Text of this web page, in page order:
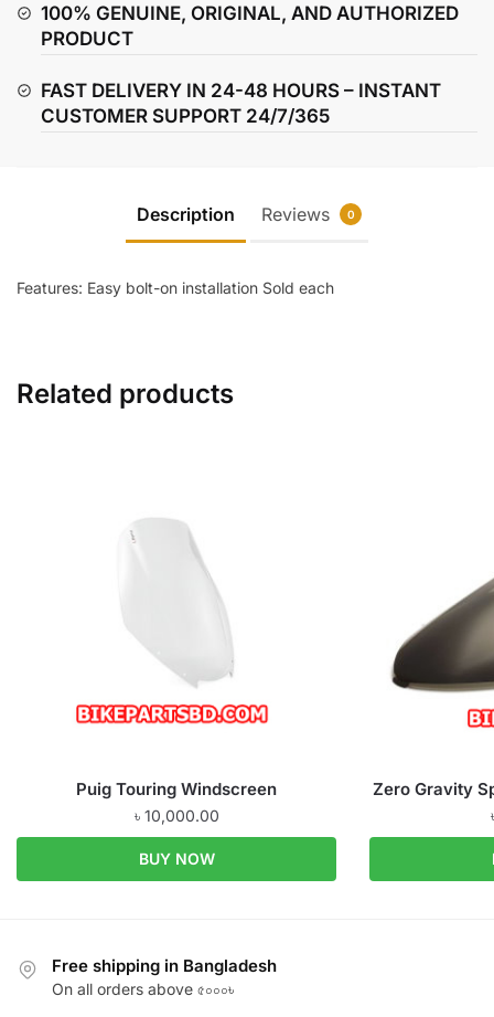
100% GENUINE, ORIGINAL, AND AUTHORIZED
PRODUCT
FAST DELIVERY IN 24-48 HOURS – INSTANT
CUSTOMER SUPPORT 24/7/365
Description Reviews 0
Features: Easy bolt-on installation Sold each
Related products
Puig Touring Windscreen
৳ 10,000.00
BUY NOW
Zero Gravity
Free shipping in Bangladesh
On all orders above ৫০০০৳